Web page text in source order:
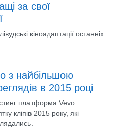
за свої
кіноадаптації останніх
з найбільшою
в 2015 році
платформа Vevo
кліпів 2015 року, які